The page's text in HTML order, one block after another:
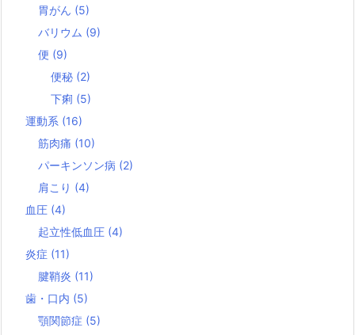
胃がん (5)
バリウム (9)
便 (9)
便秘 (2)
下痢 (5)
運動系 (16)
筋肉痛 (10)
パーキンソン病 (2)
肩こり (4)
血圧 (4)
起立性低血圧 (4)
炎症 (11)
腱鞘炎 (11)
歯・口内 (5)
顎関節症 (5)